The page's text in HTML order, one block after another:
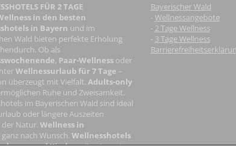
FÜR 2 TAGE
in den besten
in Bayern und im
Wald bieten perfekte Erholung
Ob als
, Paar-Wellness oder
Wellnessurlaub für 7 Tage –
überzeugt mit Vielfalt. Adults-only
Ruhe und Zweisamkeit.
im Bayerischen Wald sind ideal
oder längere Auszeiten
Natur. Wellness in
ganz nach Wunsch. Wellnesshotels
und Kindermit getrennten
Bayerischer Wald
-Wellnessangebote
- 2 Tage Wellness
- 3 Tage Wellness